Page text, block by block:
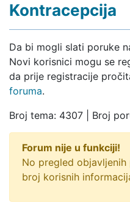
Kontracepcija
Da bi mogli slati poruke
Novi korisnici mogu se
da prije registracije
foruma.
Broj tema: 4307 | Broj
Forum nije u funkciji!
No pregled
broj korisnih